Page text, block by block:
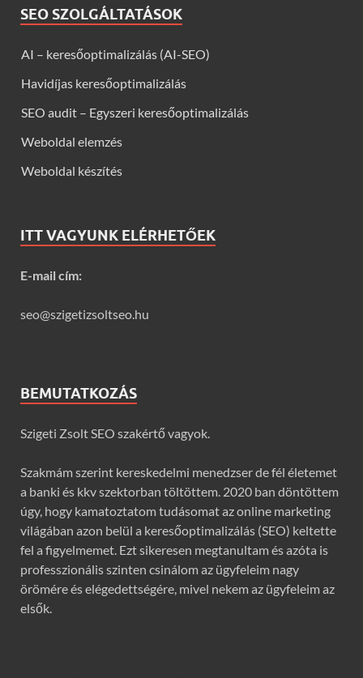
SEO SZOLGÁLTATÁSOK
AI – keresőoptimalizálás (AI-SEO)
Havidíjas keresőoptimalizálás
SEO audit – Egyszeri keresőoptimalizálás
Weboldal elemzés
Weboldal készítés
ITT VAGYUNK ELÉRHETŐEK
E-mail cím:
seo@szigetizsoltseo.hu
BEMUTATKOZÁS
Szigeti Zsolt SEO szakértő vagyok.
Szakmám szerint kereskedelmi menedzser de fél életemet
a banki és kkv szektorban töltöttem. 2020 ban döntöttem
úgy, hogy kamatoztatom tudásomat az online marketing
világában azon belül a keresőoptimalizálás (SEO) keltette
fel a figyelmemet. Ezt sikeresen megtanultam és azóta is
professzionális szinten csinálom az ügyfeleim nagy
örömére és elégedettségére, mivel nekem az ügyfeleim az
elsők.